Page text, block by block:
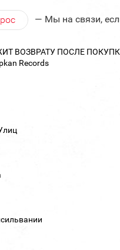
— Мы на связи,
ВОЗВРАТУ ПОСЛЕ
Records